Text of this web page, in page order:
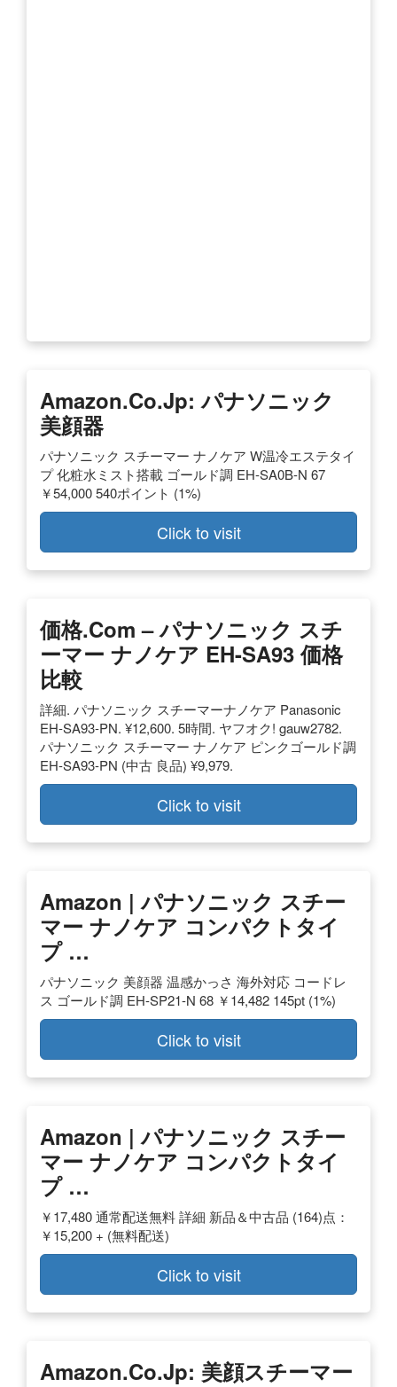
Amazon.co.jp: パナソニック
美顔器
パナソニック スチーマー ナノケア W温冷エステタイ
プ 化粧水ミスト搭載 ゴールド調 EH-SA0B-N 67
￥54,000 540ポイント (1%)
Click to visit
価格.com – パナソニック スチ
ーマー ナノケア EH-SA93 価格
比較
詳細. パナソニック スチーマーナノケア Panasonic
EH-SA93-PN. ¥12,600. 5時間. ヤフオク! gauw2782.
パナソニック スチーマー ナノケア ピンクゴールド調
EH-SA93-PN (中古 良品) ¥9,979.
Click to visit
Amazon | パナソニック スチー
マー ナノケア コンパクトタイ
プ …
パナソニック 美顔器 温感かっさ 海外対応 コードレ
ス ゴールド調 EH-SP21-N 68 ￥14,482 145pt (1%)
Click to visit
Amazon | パナソニック スチー
マー ナノケア コンパクトタイ
プ …
￥17,480 通常配送無料 詳細 新品＆中古品 (164)点：
￥15,200 + (無料配送)
Click to visit
Amazon.co.jp: 美顔スチーマー